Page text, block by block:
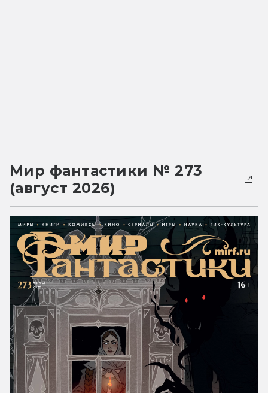
Мир фантастики № 273
(август 2026)